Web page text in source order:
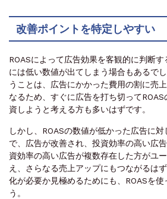
改善ポイントを特定しやすい
ROASによって広告効果を客観的に判断
には低い数値が出てしまう場合もあるで
うことは、広告にかかった費用の割に売
なるため、すぐに広告を打ち切って
資しようと考える方も多いはずです。
しかし、ROASの数値が低かった広告に
で、広告が改善され、投資効率の高い広
資効率の高い広告が複数存在した方がユ
え、さらなる売上アップにもつながるは
化が必要か見極めるためにも、ROASを使
う。